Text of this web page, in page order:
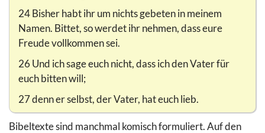
24 Bisher habt ihr um nichts gebeten in meinem
Namen. Bittet, so werdet ihr nehmen, dass eure
Freude vollkommen sei.
26 Und ich sage euch nicht, dass ich den Vater für
euch bitten will;
27 denn er selbst, der Vater, hat euch lieb.
Bibeltexte sind manchmal komisch formuliert. Auf den